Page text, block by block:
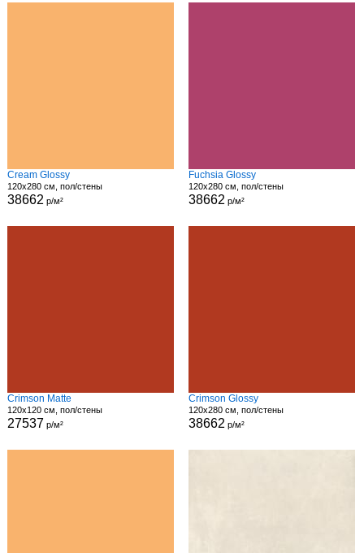
Cream Glossy
120x280 см, пол/стены
38662 р/м²
Fuchsia Glossy
120x280 см, пол/стены
38662 р/м²
Crimson Matte
120x120 см, пол/стены
27537 р/м²
Crimson Glossy
120x280 см, пол/стены
38662 р/м²